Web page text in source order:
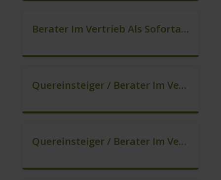
Berater Im Vertrieb Als Sofortanstellung (m/w/d)
Quereinsteiger / Berater Im Vertrieb In Festanstellung (m/w/d)
Quereinsteiger / Berater Im Vertrieb, Keine Zeitarbeit! (m/w/d)